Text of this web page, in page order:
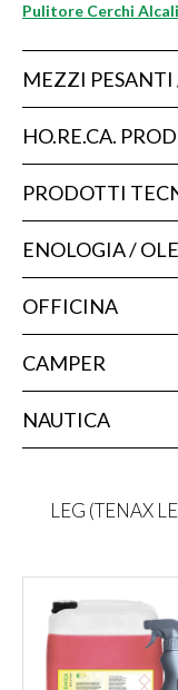
Pulitore Cerchi
MEZZI
HO.RE.CA.
PRODOTTI
ENOLOGIA /
OFFICINA
CAMPER
NAUTICA
LEG (TENAX